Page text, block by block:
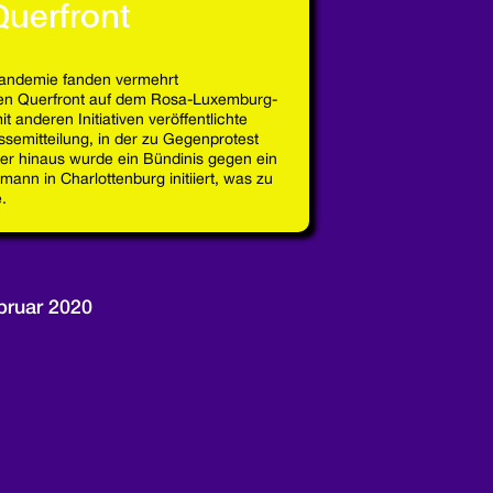
fanden vermehrt
Querfront auf dem Rosa-Luxemburg-
anderen Initiativen veröffentlichte
in der zu Gegenprotest
hinaus wurde ein Bündinis gegen ein
in Charlottenburg initiiert, was zu
2020